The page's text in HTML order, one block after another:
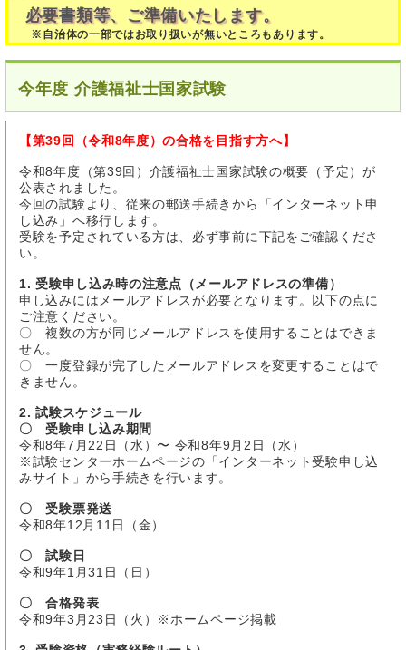
必要書類等、ご準備いたします。
※自治体の一部ではお取り扱いが無いところもあります。
今年度 介護福祉士国家試験
【第39回（令和8年度）の合格を目指す方へ】
令和8年度（第39回）介護福祉士国家試験の概要（予定）が
公表されました。
今回の試験より、従来の郵送手続きから「インターネット申
し込み」へ移行します。
受験を予定されている方は、必ず事前に下記をご確認くださ
い。
1. 受験申し込み時の注意点（メールアドレスの準備）
申し込みにはメールアドレスが必要となります。以下の点に
ご注意ください。
〇 複数の方が同じメールアドレスを使用することはできま
せん。
〇 一度登録が完了したメールアドレスを変更することはで
きません。
2. 試験スケジュール
〇 受験申し込み期間
令和8年7月22日（水）〜 令和8年9月2日（水）
※試験センターホームページの「インターネット受験申し込
みサイト」から手続きを行います。
〇 受験票発送
令和8年12月11日（金）
〇 試験日
令和9年1月31日（日）
〇 合格発表
令和9年3月23日（火）※ホームページ掲載